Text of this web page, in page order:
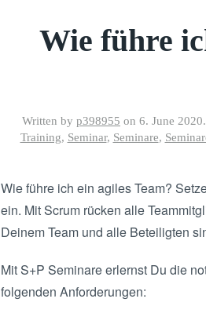
Wie führe
Written by p398955 on 6. June 2020
Training, Seminar, Seminare,
Wie führe ich ein agiles Team?
ein. Mit Scrum rücken alle
Deinem Team und alle Beteiligten
Mit S+P Seminare erlernst Du die
folgenden Anforderungen: